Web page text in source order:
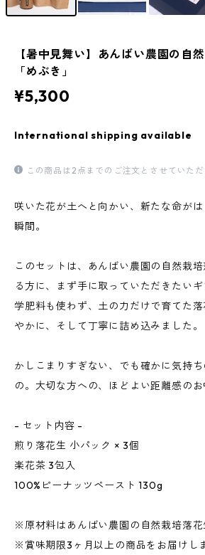
【暑中見舞い】あんばい農園の自
「めぶき」
¥5,300
International shipping available
この商品は2点までのご注文とさせていただ
咲いた花が土へと向かい、新たな命が
瞬間。
このセットは、あんばい農園の自然栽
る方に、まず手に取っていただきたい
学肥料も使わず、土の力だけで育てた
やかに、そして丁寧に詰め込みました。
かしこまりすぎない、でも確かに気持
の。大切な方への、ほどよい距離感のお
- セット内容 -
煎り落花生 小パック × 3個
楽花茶 3包入
100%ピーナッツペースト 130g
※原材料はあんばい農園の自然栽培落花
※賞味期限3ヶ月以上の商品をお届けし